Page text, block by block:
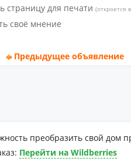
страницу для печати (откроется
своё мнение
Предыдущее объявление
преобразить свой дом
Перейти на Wildberries